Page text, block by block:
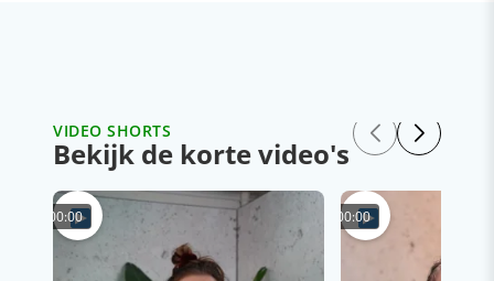
VIDEO SHORTS
Bekijk de korte video's
00:00 00:00